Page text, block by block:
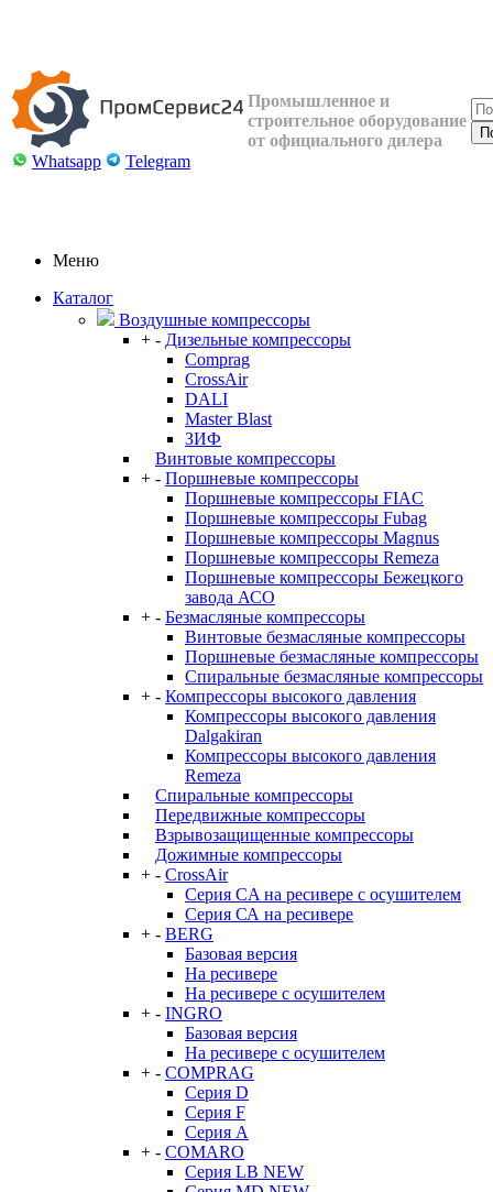
Whatsapp Telegram
Промышленное и
строительное оборудование
от официального дилера
Меню
Каталог
Воздушные компрессоры
+ - Дизельные компрессоры
Comprag
CrossAir
DALI
Master Blast
ЗИФ
Винтовые компрессоры
+ - Поршневые компрессоры
Поршневые компрессоры FIAC
Поршневые компрессоры Fubag
Поршневые компрессоры Magnus
Поршневые компрессоры Remeza
Поршневые компрессоры Бежецкого
завода АСО
+ - Безмасляные компрессоры
Винтовые безмасляные компрессоры
Поршневые безмасляные компрессоры
Спиральные безмасляные компрессоры
+ - Компрессоры высокого давления
Компрессоры высокого давления
Dalgakiran
Компрессоры высокого давления
Remeza
Спиральные компрессоры
Передвижные компрессоры
Взрывозащищенные компрессоры
Дожимные компрессоры
+ - CrossAir
Серия CA на ресивере с осушителем
Серия СА на ресивере
+ - BERG
Базовая версия
На ресивере
На ресивере с осушителем
+ - INGRO
Базовая версия
На ресивере с осушителем
+ - COMPRAG
Серия D
Серия F
Серия А
+ - COMARO
Серия LB NEW